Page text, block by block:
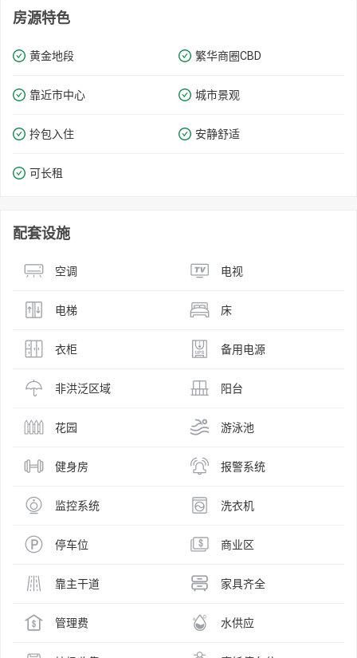
房源特色
黄金地段 繁华商圈​​CBD
靠近市中心 城市景观
拎包入住 安静舒适
可长租
配套设施
空调 电视
电梯 床
衣柜 备用电源
非洪泛区域 阳台
花园 游泳池
健身房 报警系统
监控系统 洗衣机
停车位 商业区
靠主干道 家具齐全
管理费 水供应